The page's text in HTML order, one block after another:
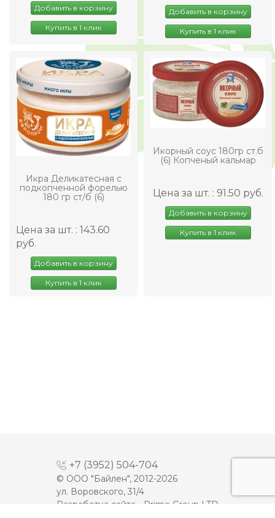
Добавить в корзину
Купить в 1 клик
Добавить в корзину
Купить в 1 клик
Икра Деликатесная с
подкопченной форелью
180 гр ст/б (6)
Цена за шт. : 143.60
руб.
Добавить в корзину
Купить в 1 клик
Икорный соус 180гр ст.б
(6) Копченый кальмар
Цена за шт. : 91.50 руб.
Добавить в корзину
Купить в 1 клик
+7 (3952) 504-704
© ООО "Байлен", 2012-2026
ул. Воровского, 31/4
Разработка сайта -
Prime Group LTD